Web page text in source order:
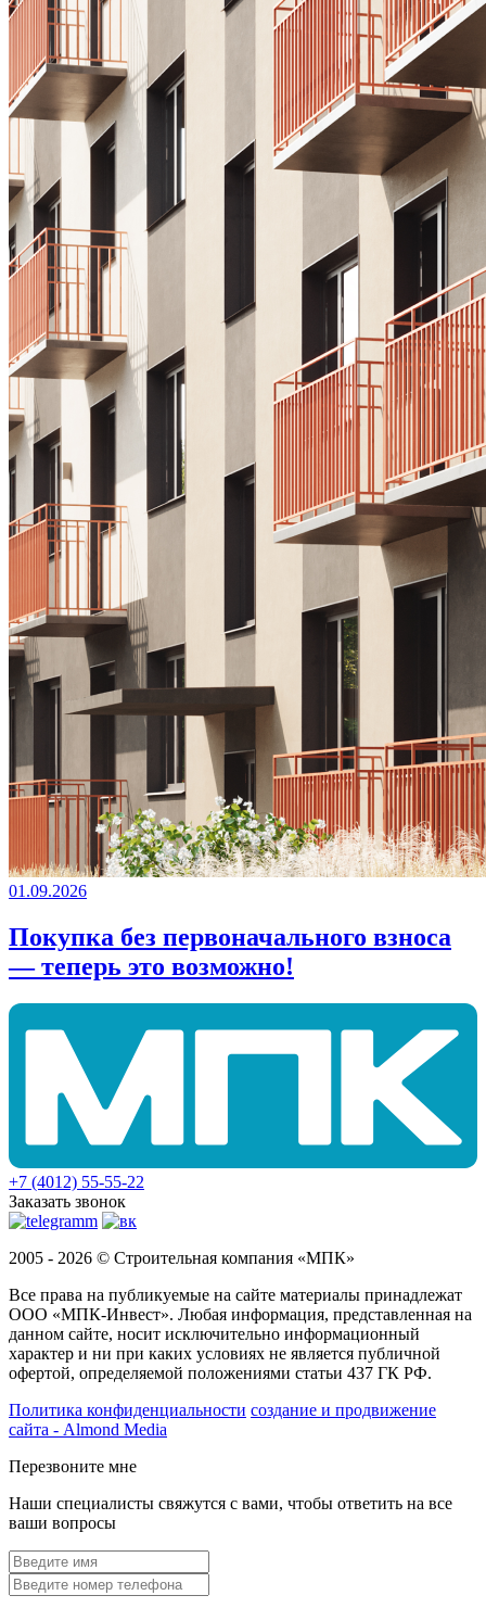
01.09.2026
Покупка без первоначального взноса
— теперь это возможно!
+7 (4012) 55-55-22
Заказать звонок
2005 - 2026 © Строительная компания «МПК»
Все права на публикуемые на сайте материалы принадлежат
ООО «МПК-Инвест». Любая информация, представленная на
данном сайте, носит исключительно информационный
характер и ни при каких условиях не является публичной
офертой, определяемой положениями статьи 437 ГК РФ.
Политика конфиденциальности создание и продвижение
сайта - Almond Media
Перезвоните мне
Наши специалисты свяжутся с вами, чтобы ответить на все
ваши вопросы